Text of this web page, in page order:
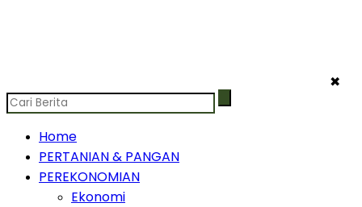
✖
Home
PERTANIAN & PANGAN
PEREKONOMIAN
Ekonomi